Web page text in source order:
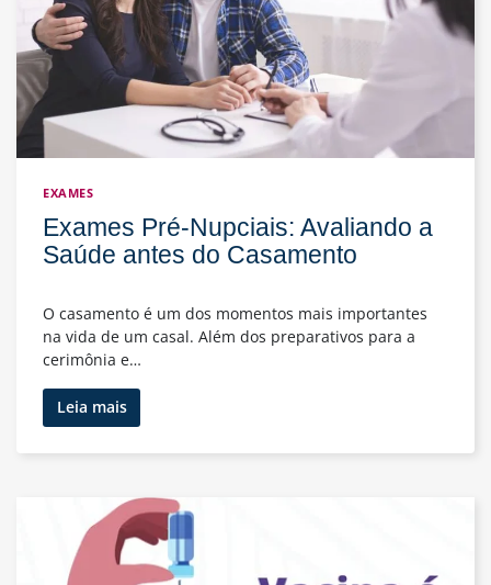
EXAMES
Exames Pré-Nupciais: Avaliando a
Saúde antes do Casamento
O casamento é um dos momentos mais importantes
na vida de um casal. Além dos preparativos para a
cerimônia e…
Leia maisExames
Pré-
Nupciais:
a
Saúde
antes